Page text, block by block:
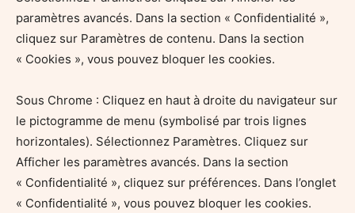
paramètres avancés. Dans la section « Confidentialité »,
cliquez sur Paramètres de contenu. Dans la section
« Cookies », vous pouvez bloquer les cookies.
Sous Chrome : Cliquez en haut à droite du navigateur sur
le pictogramme de menu (symbolisé par trois lignes
horizontales). Sélectionnez Paramètres. Cliquez sur
Afficher les paramètres avancés. Dans la section
« Confidentialité », cliquez sur préférences. Dans l’onglet
« Confidentialité », vous pouvez bloquer les cookies.